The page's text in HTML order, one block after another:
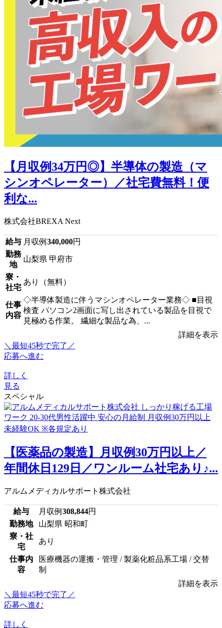
【月収例34万円◎】半導体の製造（マ
シンオペレーター）／社宅費無料！便
利な...
株式会社BREXA Next
給与 月収例 340,000円
勤務
地
山梨県 甲府市
寮・
社宅
あり（無料）
仕事
内容
◇半導体製造に伴うマシンオペレーター業務◇ ■目視
検査 パソコン2画面に写し出されている製品を目視で
見極める作業。 繊細な製品な為、...
詳細を表示
＼最短45秒で完了／
応募へ進む
詳しく
見る
スペシャル
【医薬品の製造】月収例30万円以上／
年間休日129日／ワンルーム社宅あり♪...
アルムメディカルサポート株式会社
給与 月収例 308,844円
勤務地
山梨県 昭和町
寮・社
宅
あり
仕事内
容
医療機器の運搬・管理 / 製薬化粧品系工場 / 交替
制
詳細を表示
＼最短45秒で完了／
応募へ進む
詳しく